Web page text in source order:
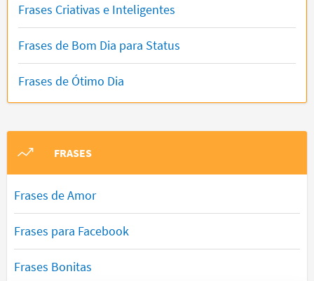
Frases Criativas e Inteligentes
Frases de Bom Dia para Status
Frases de Ótimo Dia
FRASES
Frases de Amor
Frases para Facebook
Frases Bonitas